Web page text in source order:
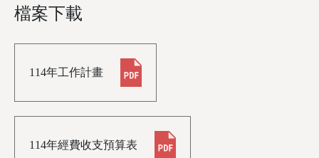
檔案下載
114年工作計畫
114年經費收支預算表